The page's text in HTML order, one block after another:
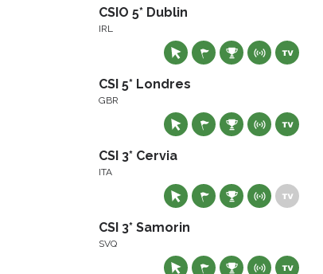
CSIO 5* Dublin
IRL
CSI 5* Londres
GBR
CSI 3* Cervia
ITA
CSI 3* Samorin
SVQ